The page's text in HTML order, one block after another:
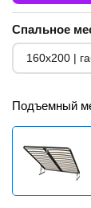
Спальное
Подъемный